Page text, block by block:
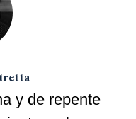
y de repente